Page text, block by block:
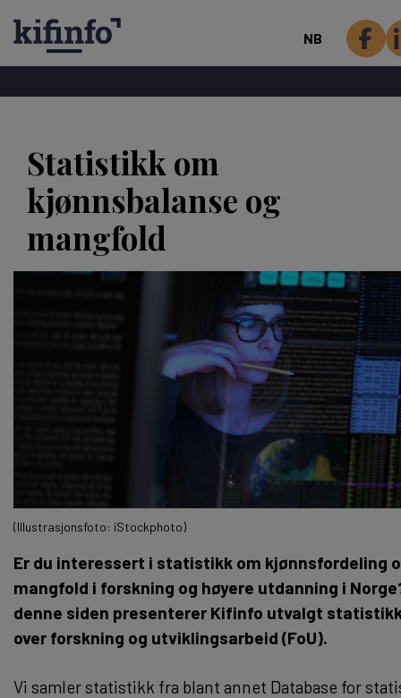
hovedinnhold
NB
Statistikk om
kjønnsbalanse og
mangfold
(Illustrasjonsfoto: iStockphoto)
Er du interessert i statistikk om kjønnsfordeling
mangfold i forskning og høyere utdanning i
denne siden presenterer Kifinfo utvalgt
over forskning og utviklingsarbeid (FoU).
Vi samler statistikk fra blant annet Database for